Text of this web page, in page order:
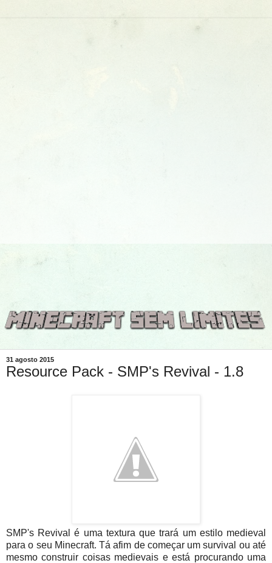
31 agosto 2015
Resource Pack - SMP's Revival - 1.8
SMP's Revival é uma textura que trará um estilo medieval
para o seu Minecraft. Tá afim de começar um survival ou até
mesmo construir coisas medievais e está procurando uma